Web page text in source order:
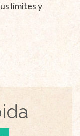
límites y